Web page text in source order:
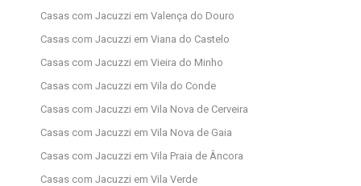
Casas com Jacuzzi em Valença do Douro
Casas com Jacuzzi em Viana do Castelo
Casas com Jacuzzi em Vieira do Minho
Casas com Jacuzzi em Vila do Conde
Casas com Jacuzzi em Vila Nova de Cerveira
Casas com Jacuzzi em Vila Nova de Gaia
Casas com Jacuzzi em Vila Praia de Âncora
Casas com Jacuzzi em Vila Verde